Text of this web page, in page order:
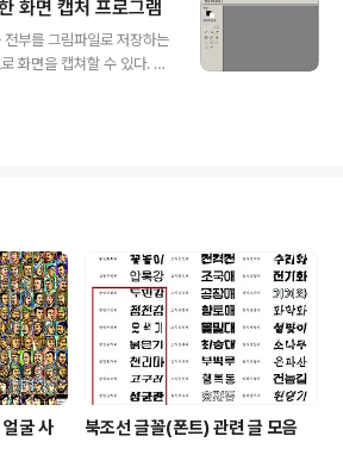
화면 캡처 프로그램
부를 그림파일로 저장하는
화면을 캡쳐할 수 있다. 특
서를 포함하거나 캡처전
http://openproject.naz
굴 사
북조선 글꼴(폰트) 관련 글 모음